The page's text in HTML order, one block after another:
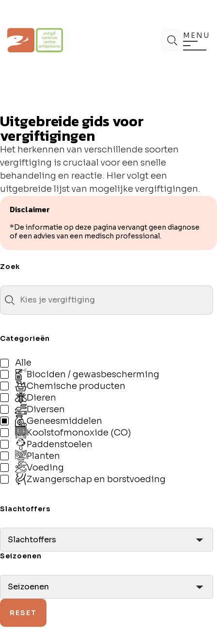
inhoud
Antigifcentrum ZoekMENU
Uitgebreide gids voor
vergiftigingen
Het herkennen van verschillende soorten
vergiftiging is cruciaal voor een snelle
behandeling en reactie. Hier volgt een
uitgebreide lijst van mogelijke vergiftigingen.
Disclaimer
*De informatie op deze pagina vervangt geen diagnose
of een advies van een medisch professional.
Zoek
Categorieën
Alle
Biociden / gewasbescherming
Chemische producten
Dieren
Diversen
Geneesmiddelen
Koolstofmonoxide (CO)
Paddenstoelen
Planten
Voeding
Zwangerschap en borstvoeding
Slachtoffers
Slachtoffers
Seizoenen
Seizoenen
RESET